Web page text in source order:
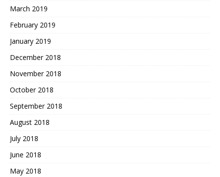
March 2019
February 2019
January 2019
December 2018
November 2018
October 2018
September 2018
August 2018
July 2018
June 2018
May 2018